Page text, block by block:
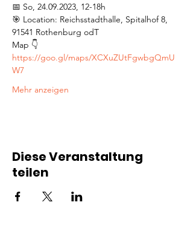
📅 So, 24.09.2023, 12-18h
🎯 Location: Reichsstadthalle, Spitalhof 8,
91541 Rothenburg odT
Map 👇
https://goo.gl/maps/XCXuZUtFgwbgQmU
W7
Mehr anzeigen
Diese Veranstaltung
teilen